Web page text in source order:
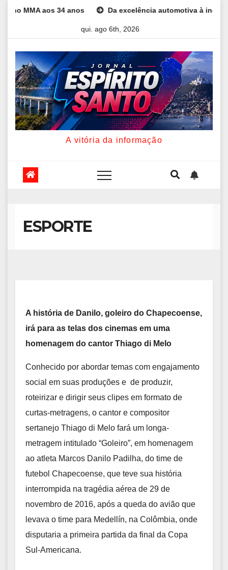
34 anos Da excelência automotiva à inovação digital: a
qui. ago 6th, 2026
A vitória da informação
ESPORTE
A história de Danilo, goleiro do Chapecoense,
irá para as telas dos cinemas em uma
homenagem do cantor Thiago di Melo
Conhecido por abordar temas com engajamento
social em suas produções e de produzir,
roteirizar e dirigir seus clipes em formato de
curtas-metragens, o cantor e compositor
sertanejo Thiago di Melo fará um longa-
metragem intitulado “Goleiro”, em homenagem
ao atleta Marcos Danilo Padilha, do time de
futebol Chapecoense, que teve sua história
interrompida na tragédia aérea de 29 de
novembro de 2016, após a queda do avião que
levava o time para Medellín, na Colômbia, onde
disputaria a primeira partida da final da Copa
Sul-Americana.